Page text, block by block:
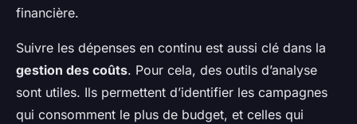
financière.
Suivre les dépenses en continu est aussi clé dans la
gestion des coûts. Pour cela, des outils d’analyse
sont utiles. Ils permettent d’identifier les campagnes
qui consomment le plus de budget, et celles qui